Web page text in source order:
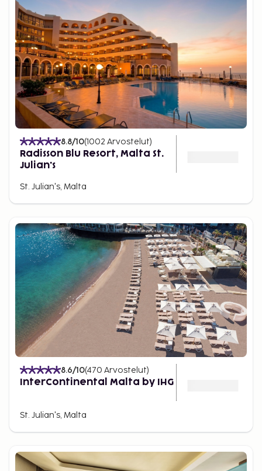
8.8/10(1002 Arvostelut)
Radisson Blu Resort, Malta St.
Julian's
St. Julian's, Malta
8.6/10(470 Arvostelut)
InterContinental Malta by IHG
St. Julian's, Malta